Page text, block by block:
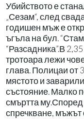
Убийството е
„Сезам“, след
годишен мъж е
ъгъла на бул.
“Разсадника”.В
тротоара лежи
глава. Полицаи от
мястото и
състояние. Малко
смъртта
спречкване, мъжът